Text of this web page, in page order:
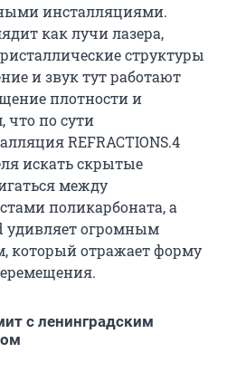
инсталляциями.
как лучи лазера,
структуры
и звук тут работают
плотности и
что по сути
REFRACTIONS.4
искать скрытые
между
поликарбоната, а
удивляет огромным
который отражает форму
с ленинградским